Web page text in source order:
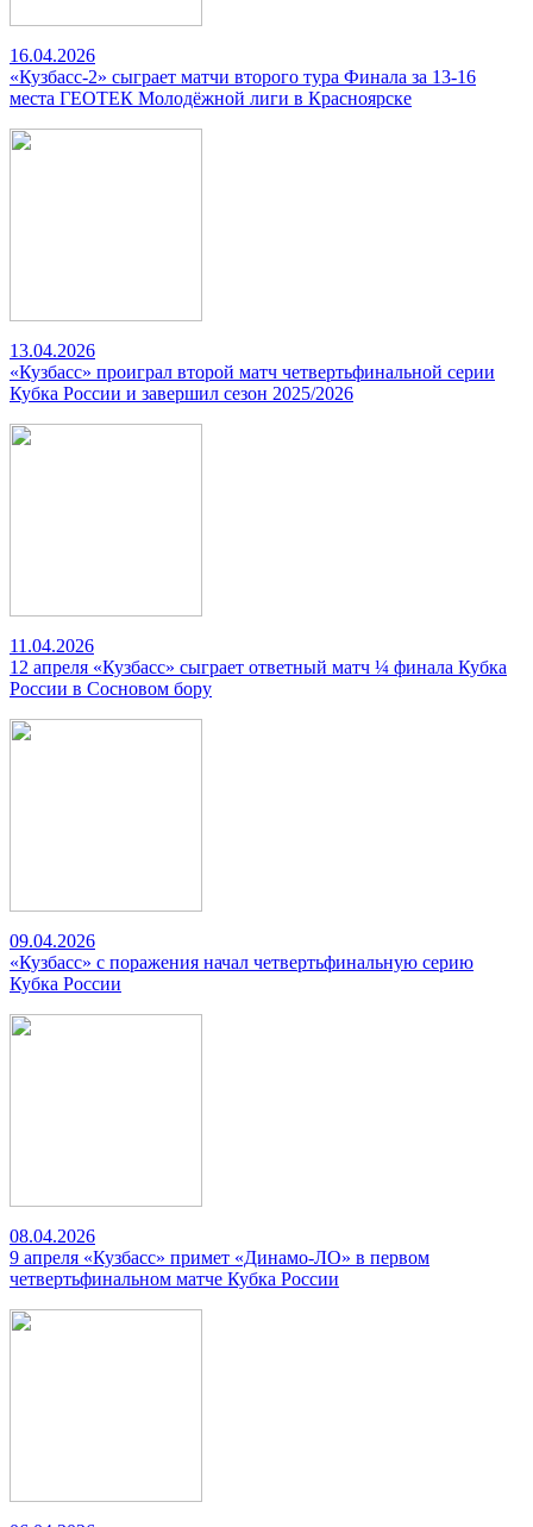
16.04.2026
«Кузбасс-2» сыграет матчи второго тура Финала за 13-16
места ГЕОТЕК Молодёжной лиги в Красноярске
13.04.2026
«Кузбасс» проиграл второй матч четвертьфинальной серии
Кубка России и завершил сезон 2025/2026
11.04.2026
12 апреля «Кузбасс» сыграет ответный матч ¼ финала Кубка
России в Сосновом бору
09.04.2026
«Кузбасс» с поражения начал четвертьфинальную серию
Кубка России
08.04.2026
9 апреля «Кузбасс» примет «Динамо-ЛО» в первом
четвертьфинальном матче Кубка России